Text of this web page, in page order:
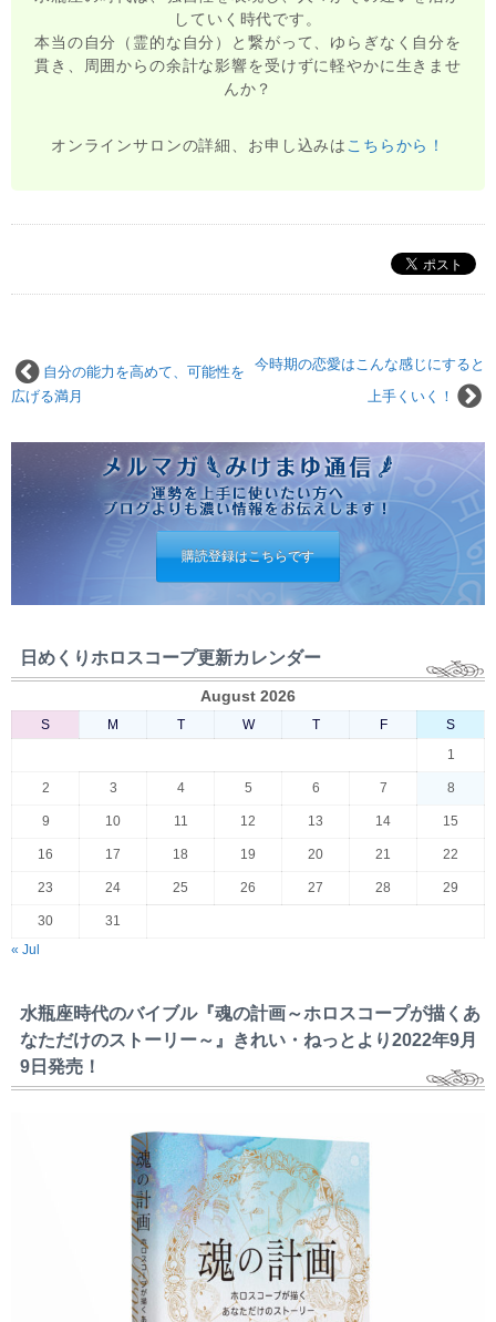
していく時代です。
本当の自分（霊的な自分）と繋がって、ゆらぎなく自分を
貫き、周囲からの余計な影響を受けずに軽やかに生きませ
んか？
オンラインサロンの詳細、お申し込みは こちらから！
今時期の恋愛はこんな感じにすると
上手くいく！
自分の能力を高めて、可能性を
広げる満月
購読登録はこちらです
日めくりホロスコープ更新カレンダー
August 2026
S M T W T F
S
1
2 3 4 5 6 7 8
9 10 11 12 13 14 15
16 17 18 19 20 21 22
23 24 25 26 27 28 29
30
31
« Jul
水瓶座時代のバイブル『魂の計画～ホロスコープが描くあ
なただけのストーリー～』きれい・ねっとより2022年9月
9日発売！